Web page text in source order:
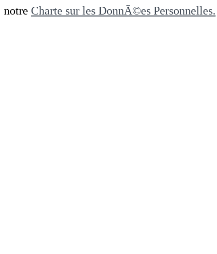
notre Charte sur les DonnÃ©es Personnelles.